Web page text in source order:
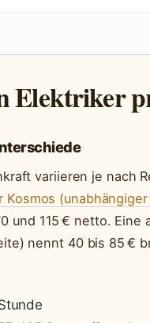
Elektriker
variieren je nach
Kosmos
und 115 € netto. Eine
nennt 40 bis 85 €